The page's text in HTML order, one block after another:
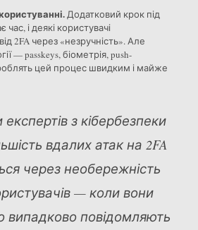
Додатковий крок під
час, і деякі користувачі
2FA через «незручність». Але
— passkeys, біометрія, push-
цей процес швидким і майже
з кібербезпеки
вдалих атак на 2FA
через необережність
— коли вони
випадково повідомляють